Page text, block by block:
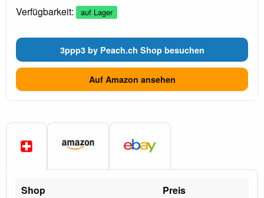
Verfügbarkeit:
auf Lager
3ppp3 by Peach.ch Shop besuchen
Auf Amazon ansehen
Shop Preis